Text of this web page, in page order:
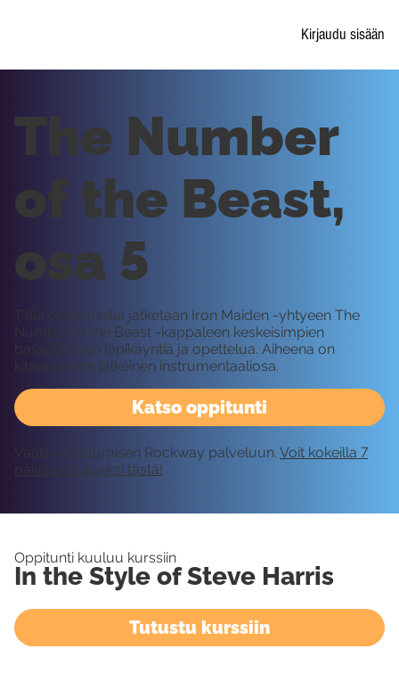
Kirjaudu sisään
Katso oppitunti
The Number
of the Beast,
osa 5
Tällä oppitunnilla jatketaan Iron Maiden -yhtyeen The
Number of the Beast -kappaleen keskeisimpien
bassolinjojen läpikäyntiä ja opettelua. Aiheena on
kitarasoolon jälkeinen instrumentaaliosa.
Vaatii kirjautumisen Rockway palveluun. Voit kokeilla 7
päivää ilmaiseksi tästä!
Oppitunti kuuluu kurssiin
In the Style of Steve Harris
Tutustu kurssiin